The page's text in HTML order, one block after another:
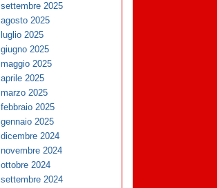
settembre 2025
agosto 2025
luglio 2025
giugno 2025
maggio 2025
aprile 2025
marzo 2025
febbraio 2025
gennaio 2025
dicembre 2024
novembre 2024
ottobre 2024
settembre 2024